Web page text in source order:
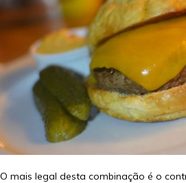
O mais legal desta combinação é o